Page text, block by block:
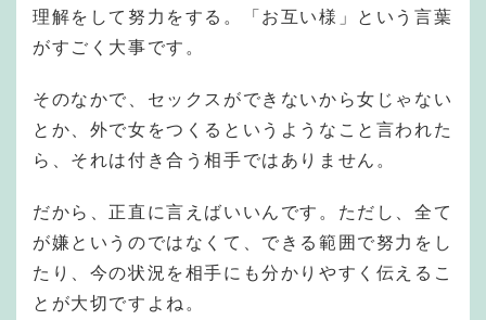
理解をして努力をする。「お互い様」という言葉
がすごく大事です。
そのなかで、セックスができないから女じゃない
とか、外で女をつくるというようなこと言われた
ら、それは付き合う相手ではありません。
だから、正直に言えばいいんです。ただし、全て
が嫌というのではなくて、できる範囲で努力をし
たり、今の状況を相手にも分かりやすく伝えるこ
とが大切ですよね。